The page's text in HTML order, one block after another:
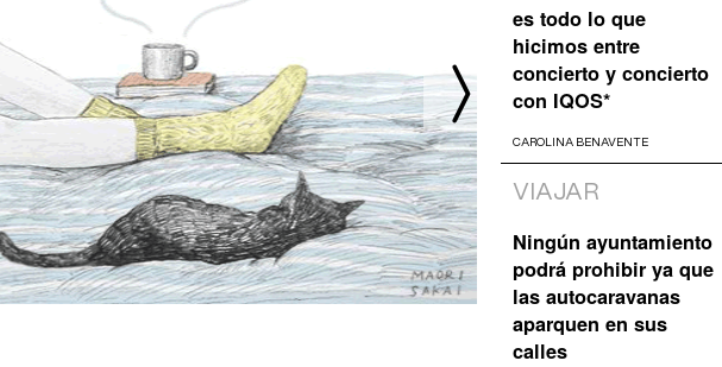
maori-sakai 2 código nuevo
es todo lo que
hicimos entre
concierto y concierto
con IQOS*
CAROLINA BENAVENTE
VIAJAR
Ningún ayuntamiento
podrá prohibir ya que
las autocaravanas
aparquen en sus
calles